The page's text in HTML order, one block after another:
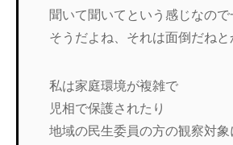
聞いて聞いてという感じなので
そうだよね、それは面倒だねと
私は家庭環境が複雑で
児相で保護されたり
地域の民生委員の方の観察対